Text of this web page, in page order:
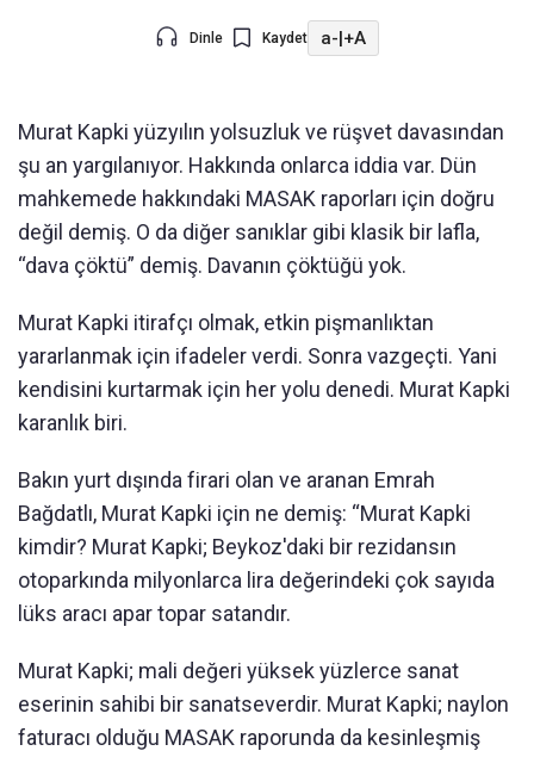
Dinle Kaydet a-|+A
Murat Kapki yüzyılın yolsuzluk ve rüşvet davasından
şu an yargılanıyor. Hakkında onlarca iddia var. Dün
mahkemede hakkındaki MASAK raporları için doğru
değil demiş. O da diğer sanıklar gibi klasik bir lafla,
“dava çöktü” demiş. Davanın çöktüğü yok.
Murat Kapki itirafçı olmak, etkin pişmanlıktan
yararlanmak için ifadeler verdi. Sonra vazgeçti. Yani
kendisini kurtarmak için her yolu denedi. Murat Kapki
karanlık biri.
Bakın yurt dışında firari olan ve aranan Emrah
Bağdatlı, Murat Kapki için ne demiş: “Murat Kapki
kimdir? Murat Kapki; Beykoz'daki bir rezidansın
otoparkında milyonlarca lira değerindeki çok sayıda
lüks aracı apar topar satandır.
Murat Kapki; mali değeri yüksek yüzlerce sanat
eserinin sahibi bir sanatseverdir. Murat Kapki; naylon
faturacı olduğu MASAK raporunda da kesinleşmiş